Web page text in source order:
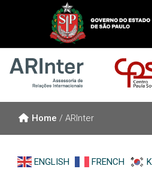
Home / ARInter
ENGLISH FRENCH